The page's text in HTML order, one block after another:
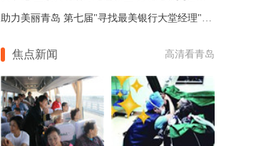
助力美丽青岛 第七届"寻找最美银行大堂经理"评选来袭
焦点新闻 高清看青岛